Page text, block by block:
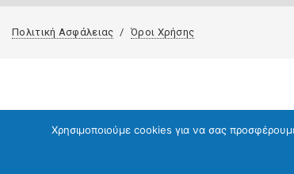
Πολιτική Ασφάλειας Όροι Χρήσης
Χρησιμοποιούμε cookies για να σας